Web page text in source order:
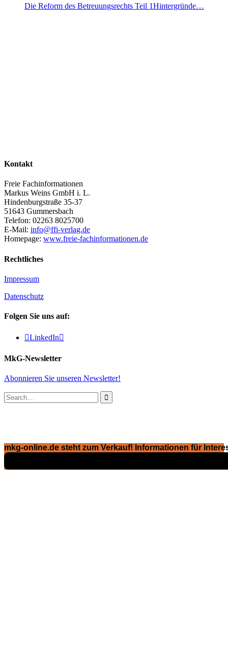
Die Reform des Betreuungsrechts Teil 1Hintergründe…
Kontakt
Freie Fachinformationen
Markus Weins GmbH i. L.
Hindenburgstraße 35-37
51643 Gummersbach
Telefon: 02263 8025700
E-Mail: info@ffi-verlag.de
Homepage: www.freie-fachinformationen.de
Rechtliches
Impressum
Datenschutz
Folgen Sie uns auf:
LinkedIn
MkG-Newsletter
Abonnieren Sie unseren Newsletter!

mkg-online.de steht zum Verkauf! Informationen für